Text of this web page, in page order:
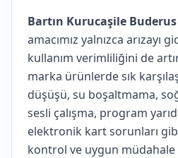
Bartın Kurucaşile
amacımız yalnızca arızayı
kullanım verimliliğini de
marka ürünlerde sık
düşüşü, su boşaltmama,
sesli çalışma, program
elektronik kart sorunları
kontrol ve uygun müdahale